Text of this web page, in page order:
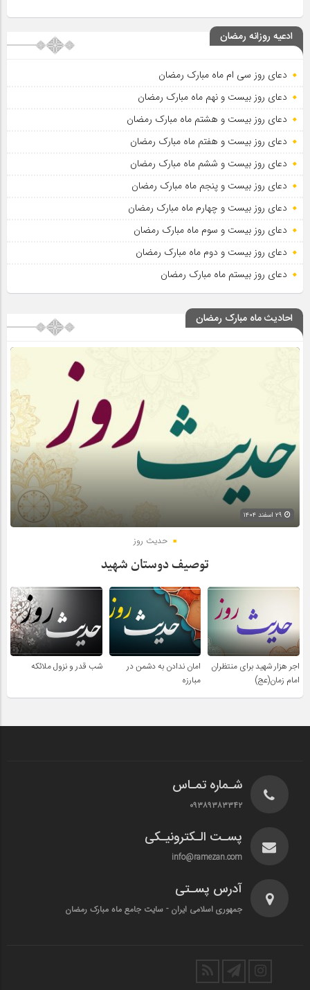
ادعیه روزانه رمضان
دعای روز سی ام ماه مبارک رمضان
دعای روز بیست و نهم ماه مبارک رمضان
دعای روز بیست و هشتم ماه مبارک رمضان
دعای روز بیست و هفتم ماه مبارک رمضان
دعای روز بیست و ششم ماه مبارک رمضان
دعای روز بیست و پنجم ماه مبارک رمضان
دعای روز بیست و چهارم ماه مبارک رمضان
دعای روز بیست و سوم ماه مبارک رمضان
دعای روز بیست و دوم ماه مبارک رمضان
دعای روز بیستم ماه مبارک رمضان
احادیث ماه مبارک رمضان
حدیث روز
توصیف دوستان شهید
اجر هزار شهید برای منتظران
امام زمان(عج)
امان ندادن به دشمن در
مبارزه
شب قدر و نزول ملائکه
شـماره تمـاس
۰۹۳۸۹۳۸۳۳۴۲
پسـت الـکترونیـکی
info@ramezan.com
آدرس پسـتی
جمهوری اسلامی ایران - سایت جامع ماه مبارک رمضان